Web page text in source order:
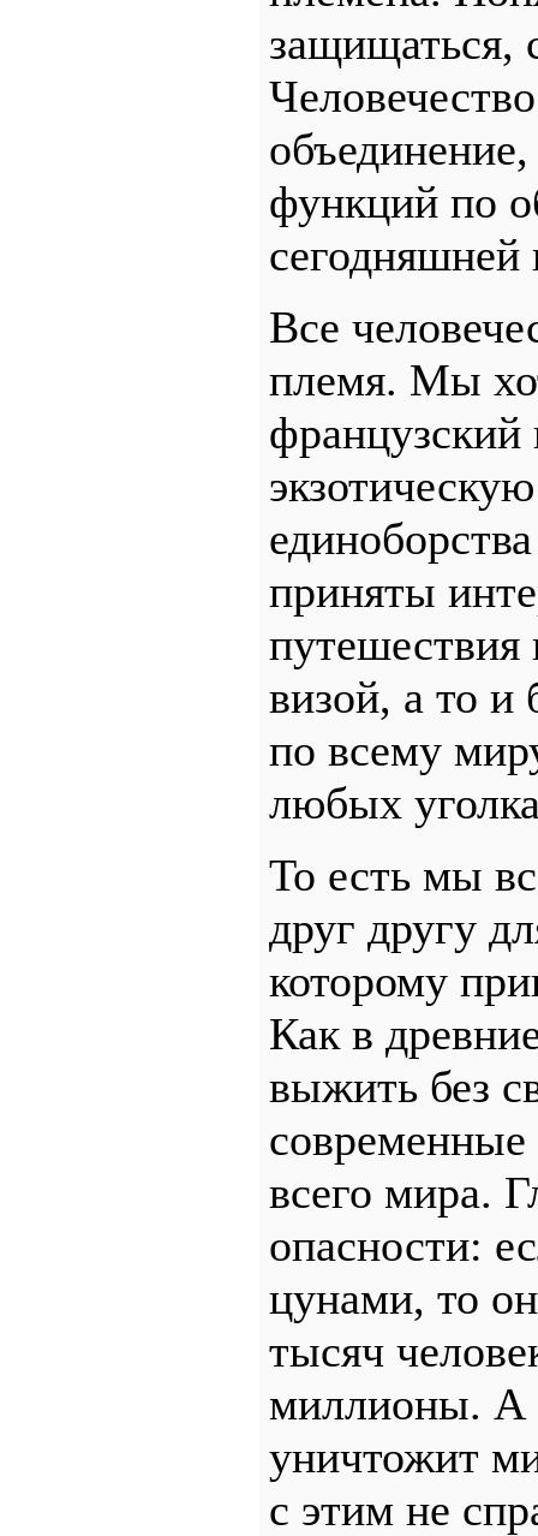
защищаться,
функций по
сегодняшней
Все
племя. Мы
приняты
визой, а то
по всему
любых
То есть мы
друг другу
которому
Как в
выжить без
всего мира.
опасности:
цунами, то
тысяч
миллионы. А
уничтожит
с этим не